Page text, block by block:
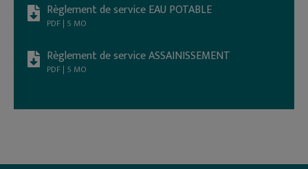
Règlement de service EAU POTABLE
PDF | 5 MO
Règlement de service ASSAINISSEMENT
PDF | 5 MO